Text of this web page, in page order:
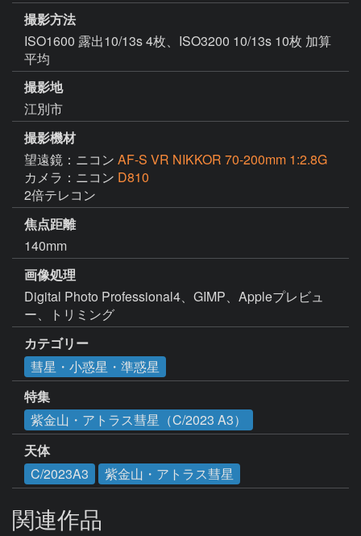
撮影方法
ISO1600 露出10/13s 4枚、ISO3200 10/13s 10枚 加算
平均
撮影地
江別市
撮影機材
望遠鏡：ニコン AF-S VR NIKKOR 70-200mm 1:2.8G
カメラ：ニコン D810
2倍テレコン
焦点距離
140mm
画像処理
Digital Photo Professional4、GIMP、Appleプレビュ
ー、トリミング
カテゴリー
彗星・小惑星・準惑星
特集
紫金山・アトラス彗星（C/2023 A3）
天体
C/2023A3
紫金山・アトラス彗星
関連作品